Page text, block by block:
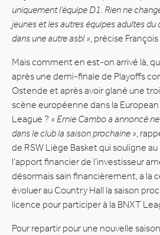
uniquement l’équipe D1. Rien ne
jeunes et les autres équipes adultes
dans une autre asbl » , précise
Mais comment en est-on arrivé là,
après une demi-finale de Playoffs
Ostende et après avoir glané une
scène européenne dans la
League ? « Ernie Cambo a annoncé
dans le club la saison prochaine » ,
de RSW Liège Basket qui souligne
l’apport financier de l’investisseur
désormais sain financièrement, a la
évoluer au Country Hall la saison
licence pour participer à la BNXT
Pour repartir pour une nouvelle